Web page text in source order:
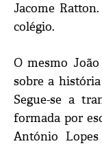
Jacome
colégio.
O mesmo
sobre a
Segue-se a
formada por
António